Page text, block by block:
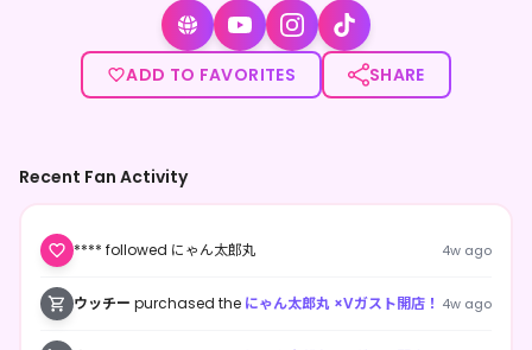
ADD TO FAVORITES SHARE
Recent Fan Activity
**** followed にゃん太郎丸 4w ago
ウッチー purchased the にゃん太郎丸 ×Vガスト開店！ 4w ago